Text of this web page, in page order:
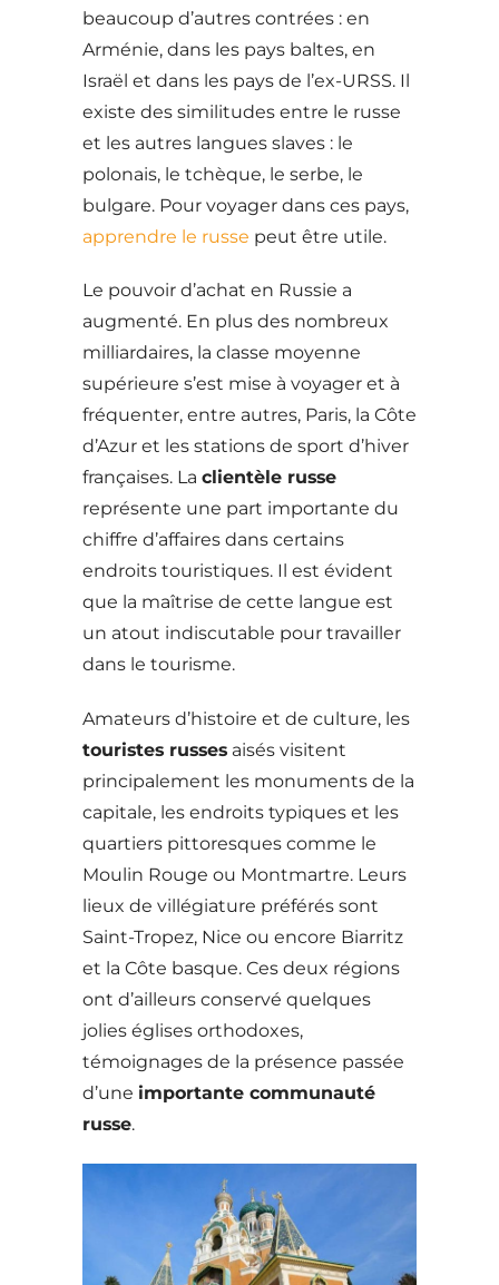
beaucoup d’autres contrées : en
Arménie, dans les pays baltes, en
Israël et dans les pays de l’ex-URSS. Il
existe des similitudes entre le russe
et les autres langues slaves : le
polonais, le tchèque, le serbe, le
bulgare. Pour voyager dans ces pays,
apprendre le russe peut être utile.
Le pouvoir d’achat en Russie a
augmenté. En plus des nombreux
milliardaires, la classe moyenne
supérieure s’est mise à voyager et à
fréquenter, entre autres, Paris, la Côte
d’Azur et les stations de sport d’hiver
françaises. La clientèle russe
représente une part importante du
chiffre d’affaires dans certains
endroits touristiques. Il est évident
que la maîtrise de cette langue est
un atout indiscutable pour travailler
dans le tourisme.
Amateurs d’histoire et de culture, les
touristes russes aisés visitent
principalement les monuments de la
capitale, les endroits typiques et les
quartiers pittoresques comme le
Moulin Rouge ou Montmartre. Leurs
lieux de villégiature préférés sont
Saint-Tropez, Nice ou encore Biarritz
et la Côte basque. Ces deux régions
ont d’ailleurs conservé quelques
jolies églises orthodoxes,
témoignages de la présence passée
d’une importante communauté
russe.